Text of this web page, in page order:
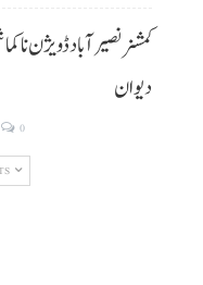
کمشنر نصیر آباد ڈویژن نا
دیوان
0